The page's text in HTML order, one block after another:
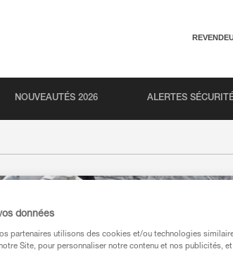
NOUVEAUTÉS 2026 ALERTES
données
partenaires utilisons des cookies et/ou technologies
Site, pour personnaliser notre contenu et nos publicités,